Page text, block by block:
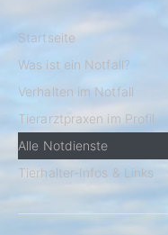
Startseite
Was ist ein Notfall?
Verhalten im Notfall
Tierarztpraxen im Profil
Alle Notdienste
Tierhalter-Infos & Links